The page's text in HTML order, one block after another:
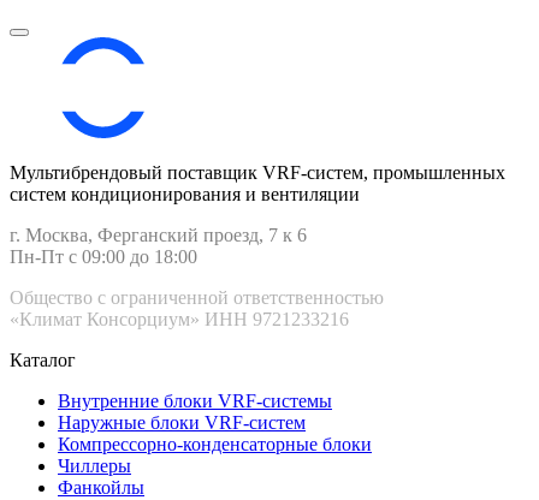
Мультибрендовый поставщик VRF-cистем, промышленных
систем кондиционирования и вентиляции
г. Москва, Ферганский проезд, 7 к 6
Пн-Пт с 09:00 до 18:00
Общество с ограниченной ответственностью
«Климат Консорциум» ИНН 9721233216
Каталог
Внутренние блоки VRF-cистемы
Наружные блоки VRF-cистем
Компрессорно-конденсаторные блоки
Чиллеры
Фанкойлы